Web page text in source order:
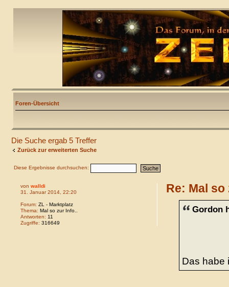
Foren-Übersicht
Die Suche ergab 5 Treffer
Zurück zur erweiterten Suche
Diese Ergebnisse durchsuchen:
Re: Mal so
Gordon
Das habe
von walldi
31. Januar 2014, 22:20
Forum: ZL - Marktplatz
Thema: Mal so zur Info..
Antworten: 11
Zugriffe: 316649